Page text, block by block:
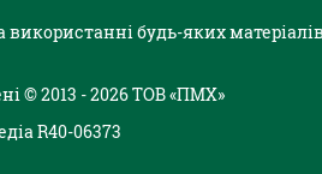
використанні будь-яких
© 2013 - 2026 ТОВ «ПМХ»
R40-06373